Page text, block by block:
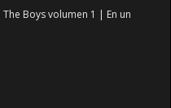
Boys volumen 1 | En un